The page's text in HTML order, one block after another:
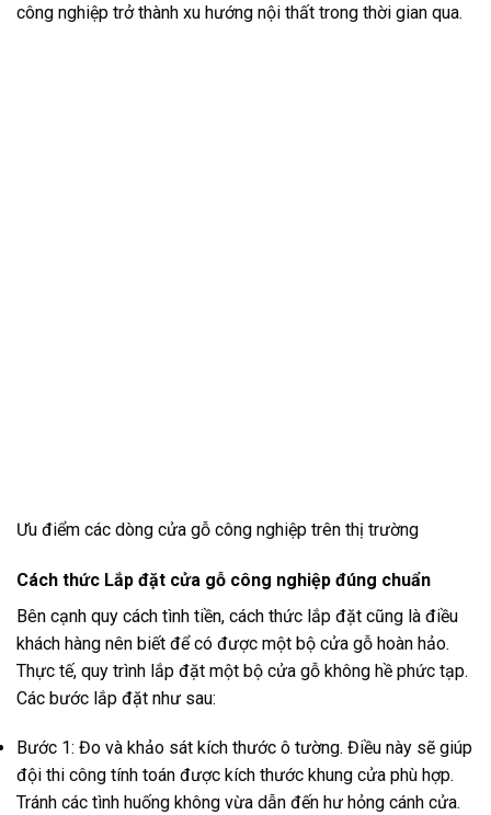
công nghiệp trở thành xu hướng nội thất trong thời gian qua.
Ưu điểm các dòng cửa gỗ công nghiệp trên thị trường
Cách thức Lắp đặt cửa gỗ công nghiệp đúng chuẩn
Bên cạnh quy cách tình tiền, cách thức lắp đặt cũng là điều
khách hàng nên biết để có được một bộ cửa gỗ hoàn hảo.
Thực tế, quy trình lắp đặt một bộ cửa gỗ không hề phức tạp.
Các bước lắp đặt như sau:
Bước 1: Đo và khảo sát kích thước ô tường. Điều này sẽ giúp
đội thi công tính toán được kích thước khung cửa phù hợp.
Tránh các tình huống không vừa dẫn đến hư hỏng cánh cửa.